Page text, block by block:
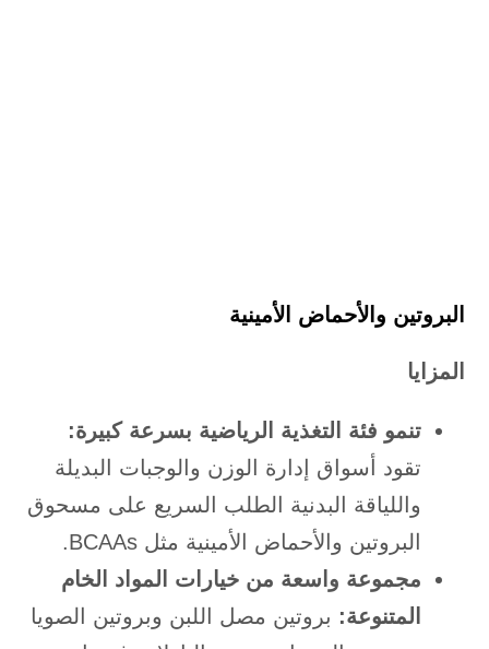
البروتين والأحماض الأمينية
المزايا
تنمو فئة التغذية الرياضية بسرعة كبيرة:
تقود أسواق إدارة الوزن والوجبات البديلة
واللياقة البدنية الطلب السريع على مسحوق
البروتين والأحماض الأمينية مثل BCAAs.
مجموعة واسعة من خيارات المواد الخام
المتنوعة: بروتين مصل اللبن وبروتين الصويا